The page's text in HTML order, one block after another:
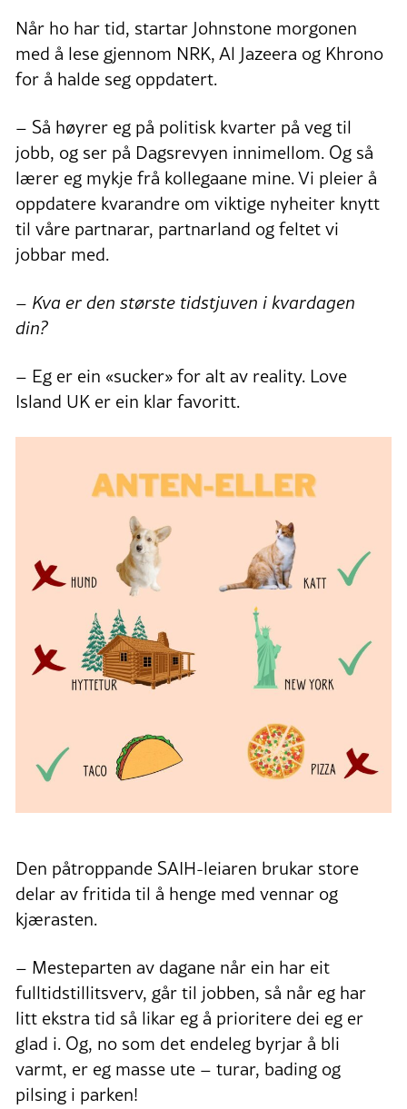
Når ho har tid, startar Johnstone morgonen
med å lese gjennom NRK, Al Jazeera og Khrono
for å halde seg oppdatert.
– Så høyrer eg på politisk kvarter på veg til
jobb, og ser på Dagsrevyen innimellom. Og så
lærer eg mykje frå kollegaane mine. Vi pleier å
oppdatere kvarandre om viktige nyheiter knytt
til våre partnarar, partnarland og feltet vi
jobbar med.
– Kva er den største tidstjuven i kvardagen
din?
– Eg er ein «sucker» for alt av reality. Love
Island UK er ein klar favoritt.
Den påtroppande SAIH-leiaren brukar store
delar av fritida til å henge med vennar og
kjærasten.
– Mesteparten av dagane når ein har eit
fulltidstillitsverv, går til jobben, så når eg har
litt ekstra tid så likar eg å prioritere dei eg er
glad i. Og, no som det endeleg byrjar å bli
varmt, er eg masse ute – turar, bading og
pilsing i parken!